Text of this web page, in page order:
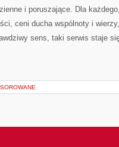
i poruszające. Dla
ceni ducha wspólnoty i
sens, taki serwis staje